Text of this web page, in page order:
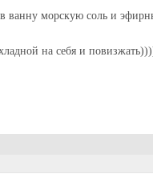
ванну морскую соль и
на себя и